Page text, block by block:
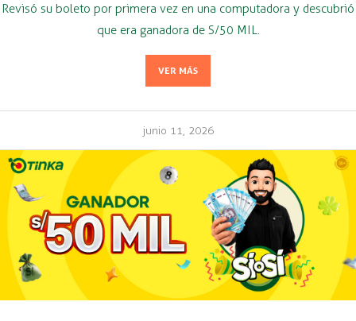
Revisó su boleto por primera vez en una computadora y descubrió
que era ganadora de S/50 MIL.
VER MÁS
junio 11, 2026